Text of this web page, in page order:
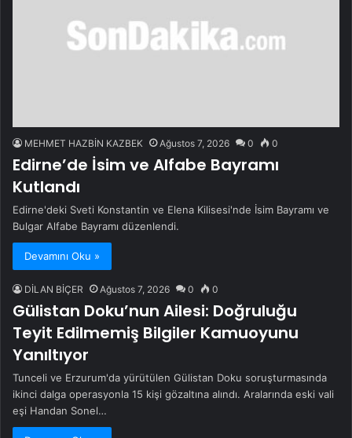
MEHMET HAZBİN KAZBEK Ağustos 7, 2026 0 0
Edirne’de İsim ve Alfabe Bayramı
Kutlandı
Edirne'deki Sveti Konstantin ve Elena Kilisesi'nde İsim Bayramı ve
Bulgar Alfabe Bayramı düzenlendi.
Devamını Oku »
DİLAN BİÇER Ağustos 7, 2026 0 0
Gülistan Doku’nun Ailesi: Doğruluğu
Teyit Edilmemiş Bilgiler Kamuoyunu
Yanıltıyor
Tunceli ve Erzurum'da yürütülen Gülistan Doku soruşturmasında
ikinci dalga operasyonla 15 kişi gözaltına alındı. Aralarında eski vali
eşi Handan Sonel…